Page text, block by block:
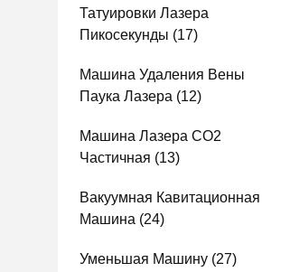
Татуировки Лазера
Пикосекунды (17)
Машина Удаления Вены
Паука Лазера (12)
Машина Лазера СО2
Частичная (13)
Вакуумная Кавитационная
Машина (24)
Уменьшая Машину (27)